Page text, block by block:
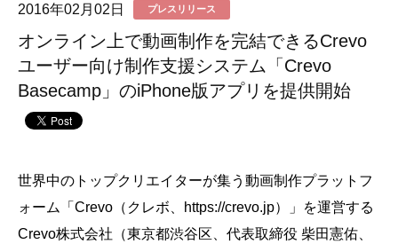
採用コンテンツ制作
サービス
お客様の声
オンライン上で動画制作を完結できるCrevo
ユーザー向け制作支援システム「Crevo
Basecamp」のiPhone版アプリを提供開始
プレスリリース
2016年02月02日
世界中のトップクリエイターが集う動画制作プラットフ
ォーム「Crevo（クレボ、https://crevo.jp）」を運営する
Crevo株式会社（東京都渋谷区、代表取締役 柴田憲佑、